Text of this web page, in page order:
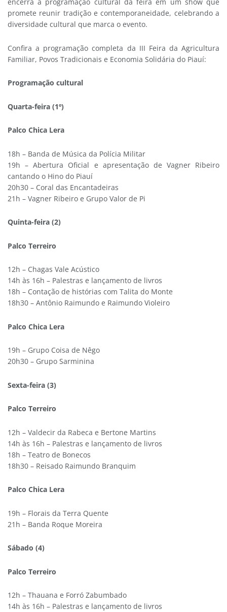
encerra a programação cultural da feira em um show que
promete reunir tradição e contemporaneidade, celebrando a
diversidade cultural que marca o evento.
Confira a programação completa da III Feira da Agricultura
Familiar, Povos Tradicionais e Economia Solidária do Piauí:
Programação cultural
Quarta-feira (1º)
Palco Chica Lera
18h – Banda de Música da Polícia Militar
19h – Abertura Oficial e apresentação de Vagner Ribeiro
cantando o Hino do Piauí
20h30 – Coral das Encantadeiras
21h – Vagner Ribeiro e Grupo Valor de Pi
Quinta-feira (2)
Palco Terreiro
12h – Chagas Vale Acústico
14h às 16h – Palestras e lançamento de livros
18h – Contação de histórias com Talita do Monte
18h30 – Antônio Raimundo e Raimundo Violeiro
Palco Chica Lera
19h – Grupo Coisa de Nêgo
20h30 – Grupo Sarminina
Sexta-feira (3)
Palco Terreiro
12h – Valdecir da Rabeca e Bertone Martins
14h às 16h – Palestras e lançamento de livros
18h – Teatro de Bonecos
18h30 – Reisado Raimundo Branquim
Palco Chica Lera
19h – Florais da Terra Quente
21h – Banda Roque Moreira
Sábado (4)
Palco Terreiro
12h – Thauana e Forró Zabumbado
14h às 16h – Palestras e lançamento de livros